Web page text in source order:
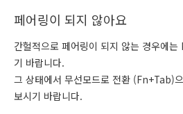
페어링이 되지 않아요
간헐적으로 페어링이 되지 않는 경우에
기 바랍니다.
그 상태에서 무선모드로 전환 (Fn+Tab)
보시기 바랍니다.